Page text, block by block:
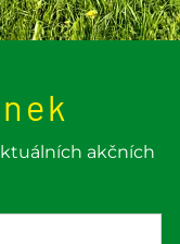
akčních